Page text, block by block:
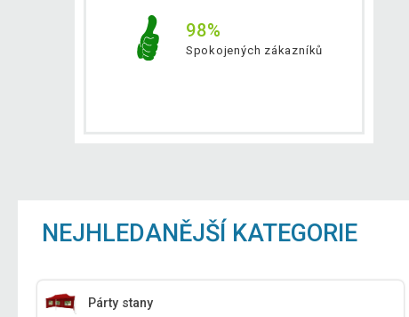
98%
Spokojených zákazníků
NEJHLEDANĚJŠÍ KATEGORIE
Párty stany